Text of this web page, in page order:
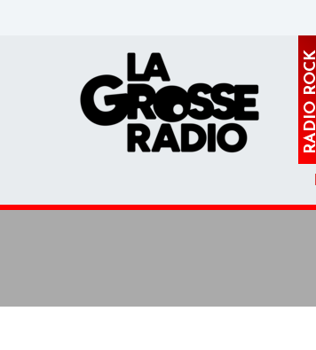
RADIO
ROCK